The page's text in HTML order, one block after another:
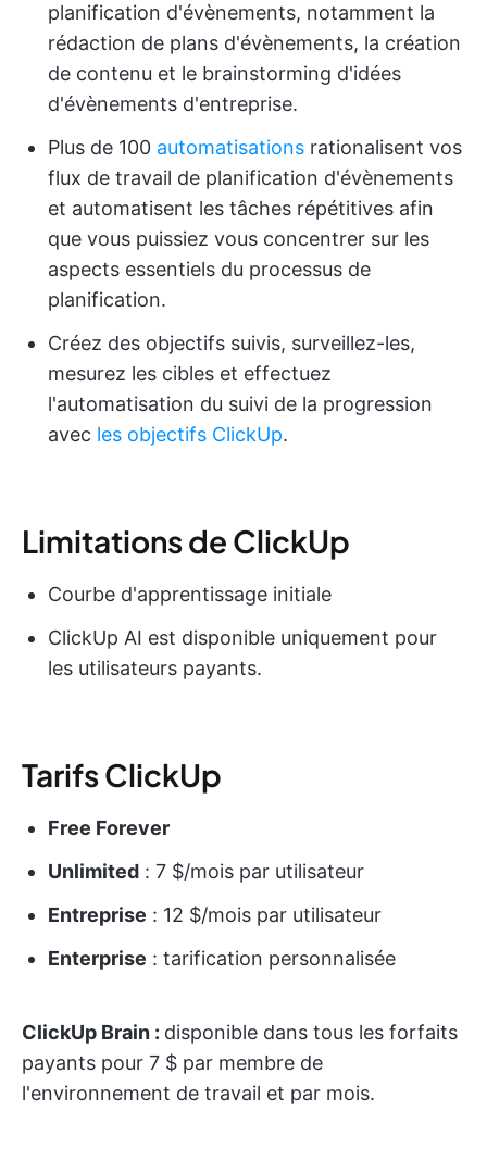
planification d'évènements, notamment la
rédaction de plans d'évènements, la création
de contenu et le brainstorming d'idées
d'évènements d'entreprise.
Plus de 100 automatisations rationalisent vos
flux de travail de planification d'évènements
et automatisent les tâches répétitives afin
que vous puissiez vous concentrer sur les
aspects essentiels du processus de
planification.
Créez des objectifs suivis, surveillez-les,
mesurez les cibles et effectuez
l'automatisation du suivi de la progression
avec les objectifs ClickUp.
Limitations de ClickUp
Courbe d'apprentissage initiale
ClickUp AI est disponible uniquement pour
les utilisateurs payants.
Tarifs ClickUp
Free Forever
Unlimited : 7 $/mois par utilisateur
Entreprise : 12 $/mois par utilisateur
Enterprise : tarification personnalisée
ClickUp Brain : disponible dans tous les forfaits
payants pour 7 $ par membre de
l'environnement de travail et par mois.